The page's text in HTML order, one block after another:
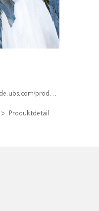
index/isin/DE000WA9SCA0
Produktdetail